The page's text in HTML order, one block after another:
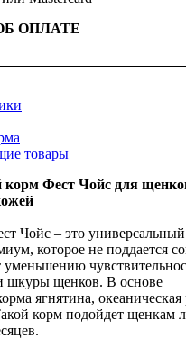
ОПЛАТЕ
товары
корм Фест Чойс для
Чойс – это
которое не поддается
уменьшению
шкуры щенков. В основе
ягнятина,
корм подойдет щенкам